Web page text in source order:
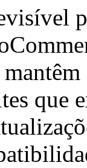
que